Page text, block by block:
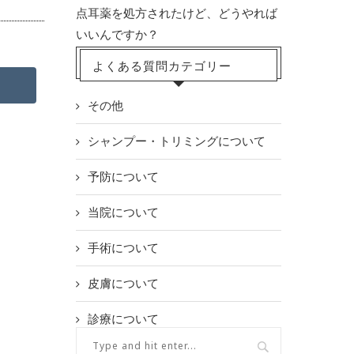
点耳薬を処方されたけど、どうやれば
いいんですか？
よくある質問カテゴリー
その他
シャンプー・トリミングについて
予防について
当院について
手術について
皮膚について
診療について